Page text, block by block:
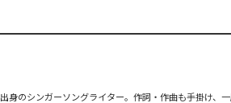
身のシンガーソングライター。作詞・作曲も手掛け、